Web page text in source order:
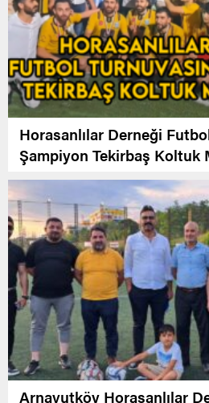
Horasanlılar Derneği
Şampiyon Tekirbaş Koltuk
Arnavutköy Horasanlılar